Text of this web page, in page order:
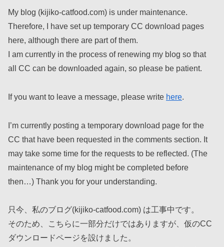
My blog (kijiko-catfood.com) is under maintenance.
Therefore, I have set up temporary CC download pages
here, although there are part of them.
I am currently in the process of renewing my blog so that
all CC can be downloaded again, so please be patient.
If you want to leave a message, please write here.
I’m currently posting a temporary download page for the
CC that have been requested in the comments section. It
may take some time for the requests to be reflected. (The
maintenance of my blog might be completed before
then…) Thank you for your understanding.
只今、私のブログ(kijiko-catfood.com) は工事中です。
そのため、こちらに一部分だけではありますが、仮のCC
ダウンロードページを設けました。